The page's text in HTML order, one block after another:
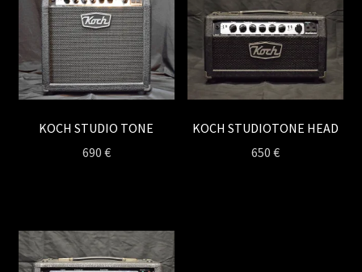
KOCH STUDIO TONE
690 €
KOCH STUDIOTONE HEAD
650€